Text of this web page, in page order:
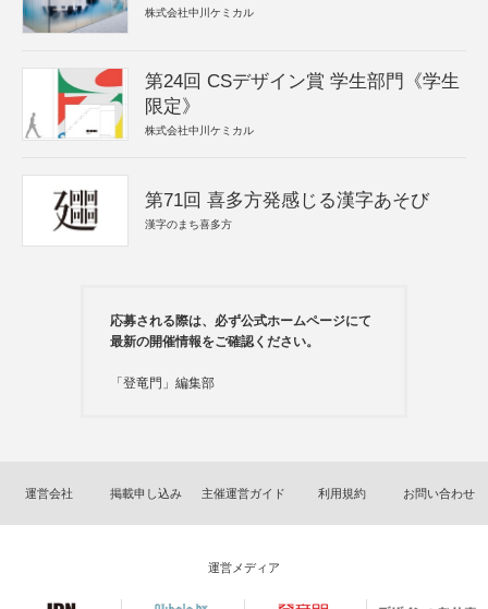
株式会社中川ケミカル
第24回 CSデザイン賞 学生部門《学生
限定》
株式会社中川ケミカル
第71回 喜多方発感じる漢字あそび
漢字のまち喜多方
応募される際は、必ず公式ホームページにて
最新の開催情報をご確認ください。
「登竜門」編集部
運営会社 掲載申し込み 主催運営ガイド 利用規約 お問い合わせ
運営メディア